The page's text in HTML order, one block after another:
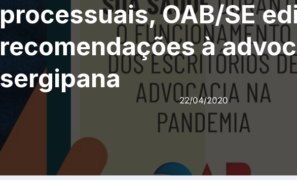
processuais, OAB/SE
recomendações à
sergipana
22/04/2020